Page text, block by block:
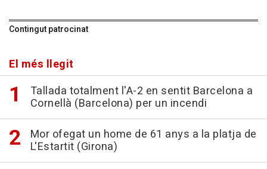
Contingut patrocinat
El més llegit
Tallada totalment l'A-2 en sentit Barcelona a
Cornellà (Barcelona) per un incendi
Mor ofegat un home de 61 anys a la platja de
L'Estartit (Girona)